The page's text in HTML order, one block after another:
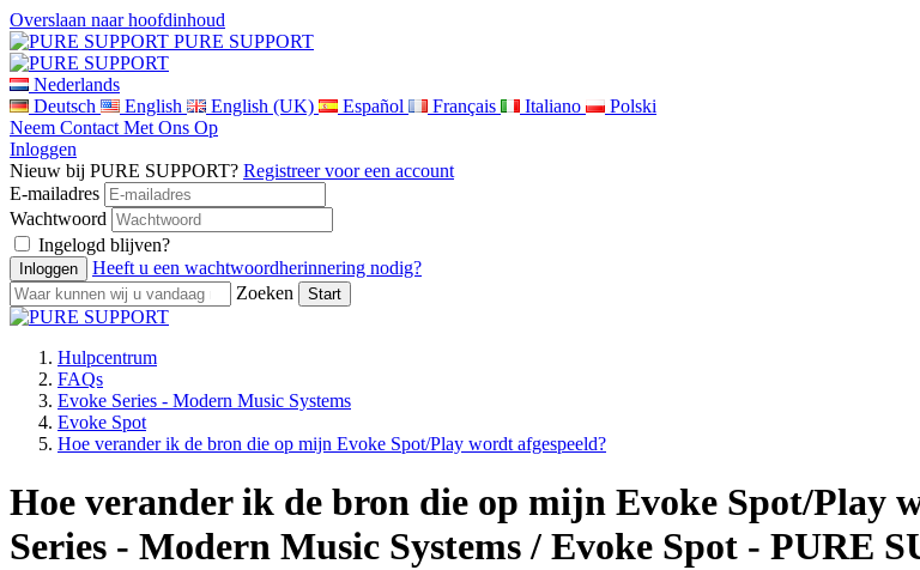
Overslaan naar hoofdinhoud
PURE SUPPORT
Nederlands
Deutsch
English English (UK) Español Français Italiano
Polski
Neem Contact Met Ons Op
Inloggen
Nieuw bij PURE SUPPORT? Registreer voor een account
E-mailadres
Wachtwoord
Ingelogd blijven?
Heeft u een wachtwoordherinnering nodig?
Zoeken
Hulpcentrum
FAQs
Evoke Series - Modern Music Systems
Evoke Spot
Hoe verander ik de bron die op mijn Evoke Spot/Play wordt afgespeeld?
Hoe verander ik de bron die op mijn Evoke Spot/Play
Series - Modern Music Systems / Evoke Spot - PURE